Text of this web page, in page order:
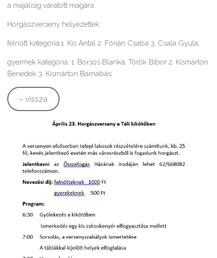
a majálisig váratott magára.
Horgászverseny helyezettek:
felnőtt kategória:1. Kis Antal 2. Fórián Csaba 3. Csala Gyula,
gyermek kategória: 1. Borsos Blanka, Török Bíbor 2. Kismárton
Benedek 3. Kismárton Barnabás.
– vissza